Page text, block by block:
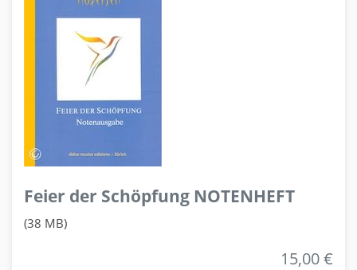
Feier der Schöpfung NOTENHEFT
(38 MB)
15,00 €